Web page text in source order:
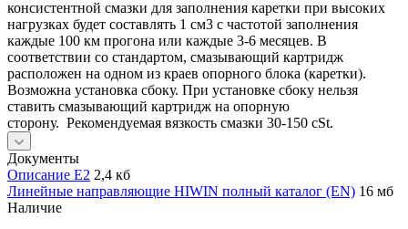
консистентной смазки для заполнения каретки при высоких
нагрузках будет составлять 1 см3 c частотой заполнения
каждые 100 км прогона или каждые 3-6 месяцев. В
соответствии со стандартом, смазывающий картридж
расположен на одном из краев опорного блока (каретки).
Возможна установка сбоку. При установке сбоку нельзя
ставить смазывающий картридж на опорную
сторону. Рекомендуемая вязкость смазки 30-150 cSt.
Документы
Описание E2 2,4 кб
Линейные направляющие HIWIN полный каталог (EN) 16 мб
Наличие